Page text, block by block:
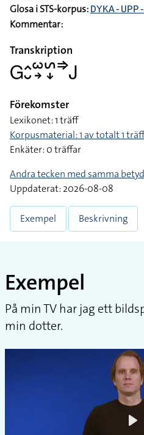
Glosa i STS-korpus: DYKA-
Kommentar:
Transkription
􌤦􌤵􌤷􌥱􌥽􌥲􌦊􌦆􌤢
Förekomster
Lexikonet: 1 träff
Korpusmaterial: 1 av totalt 1
Enkäter: 0 träffar
Andra tecken med samma
Uppdaterat: 2026-08-08
Exempel Beskrivning
Exempel
På min TV har jag ett
min dotter.